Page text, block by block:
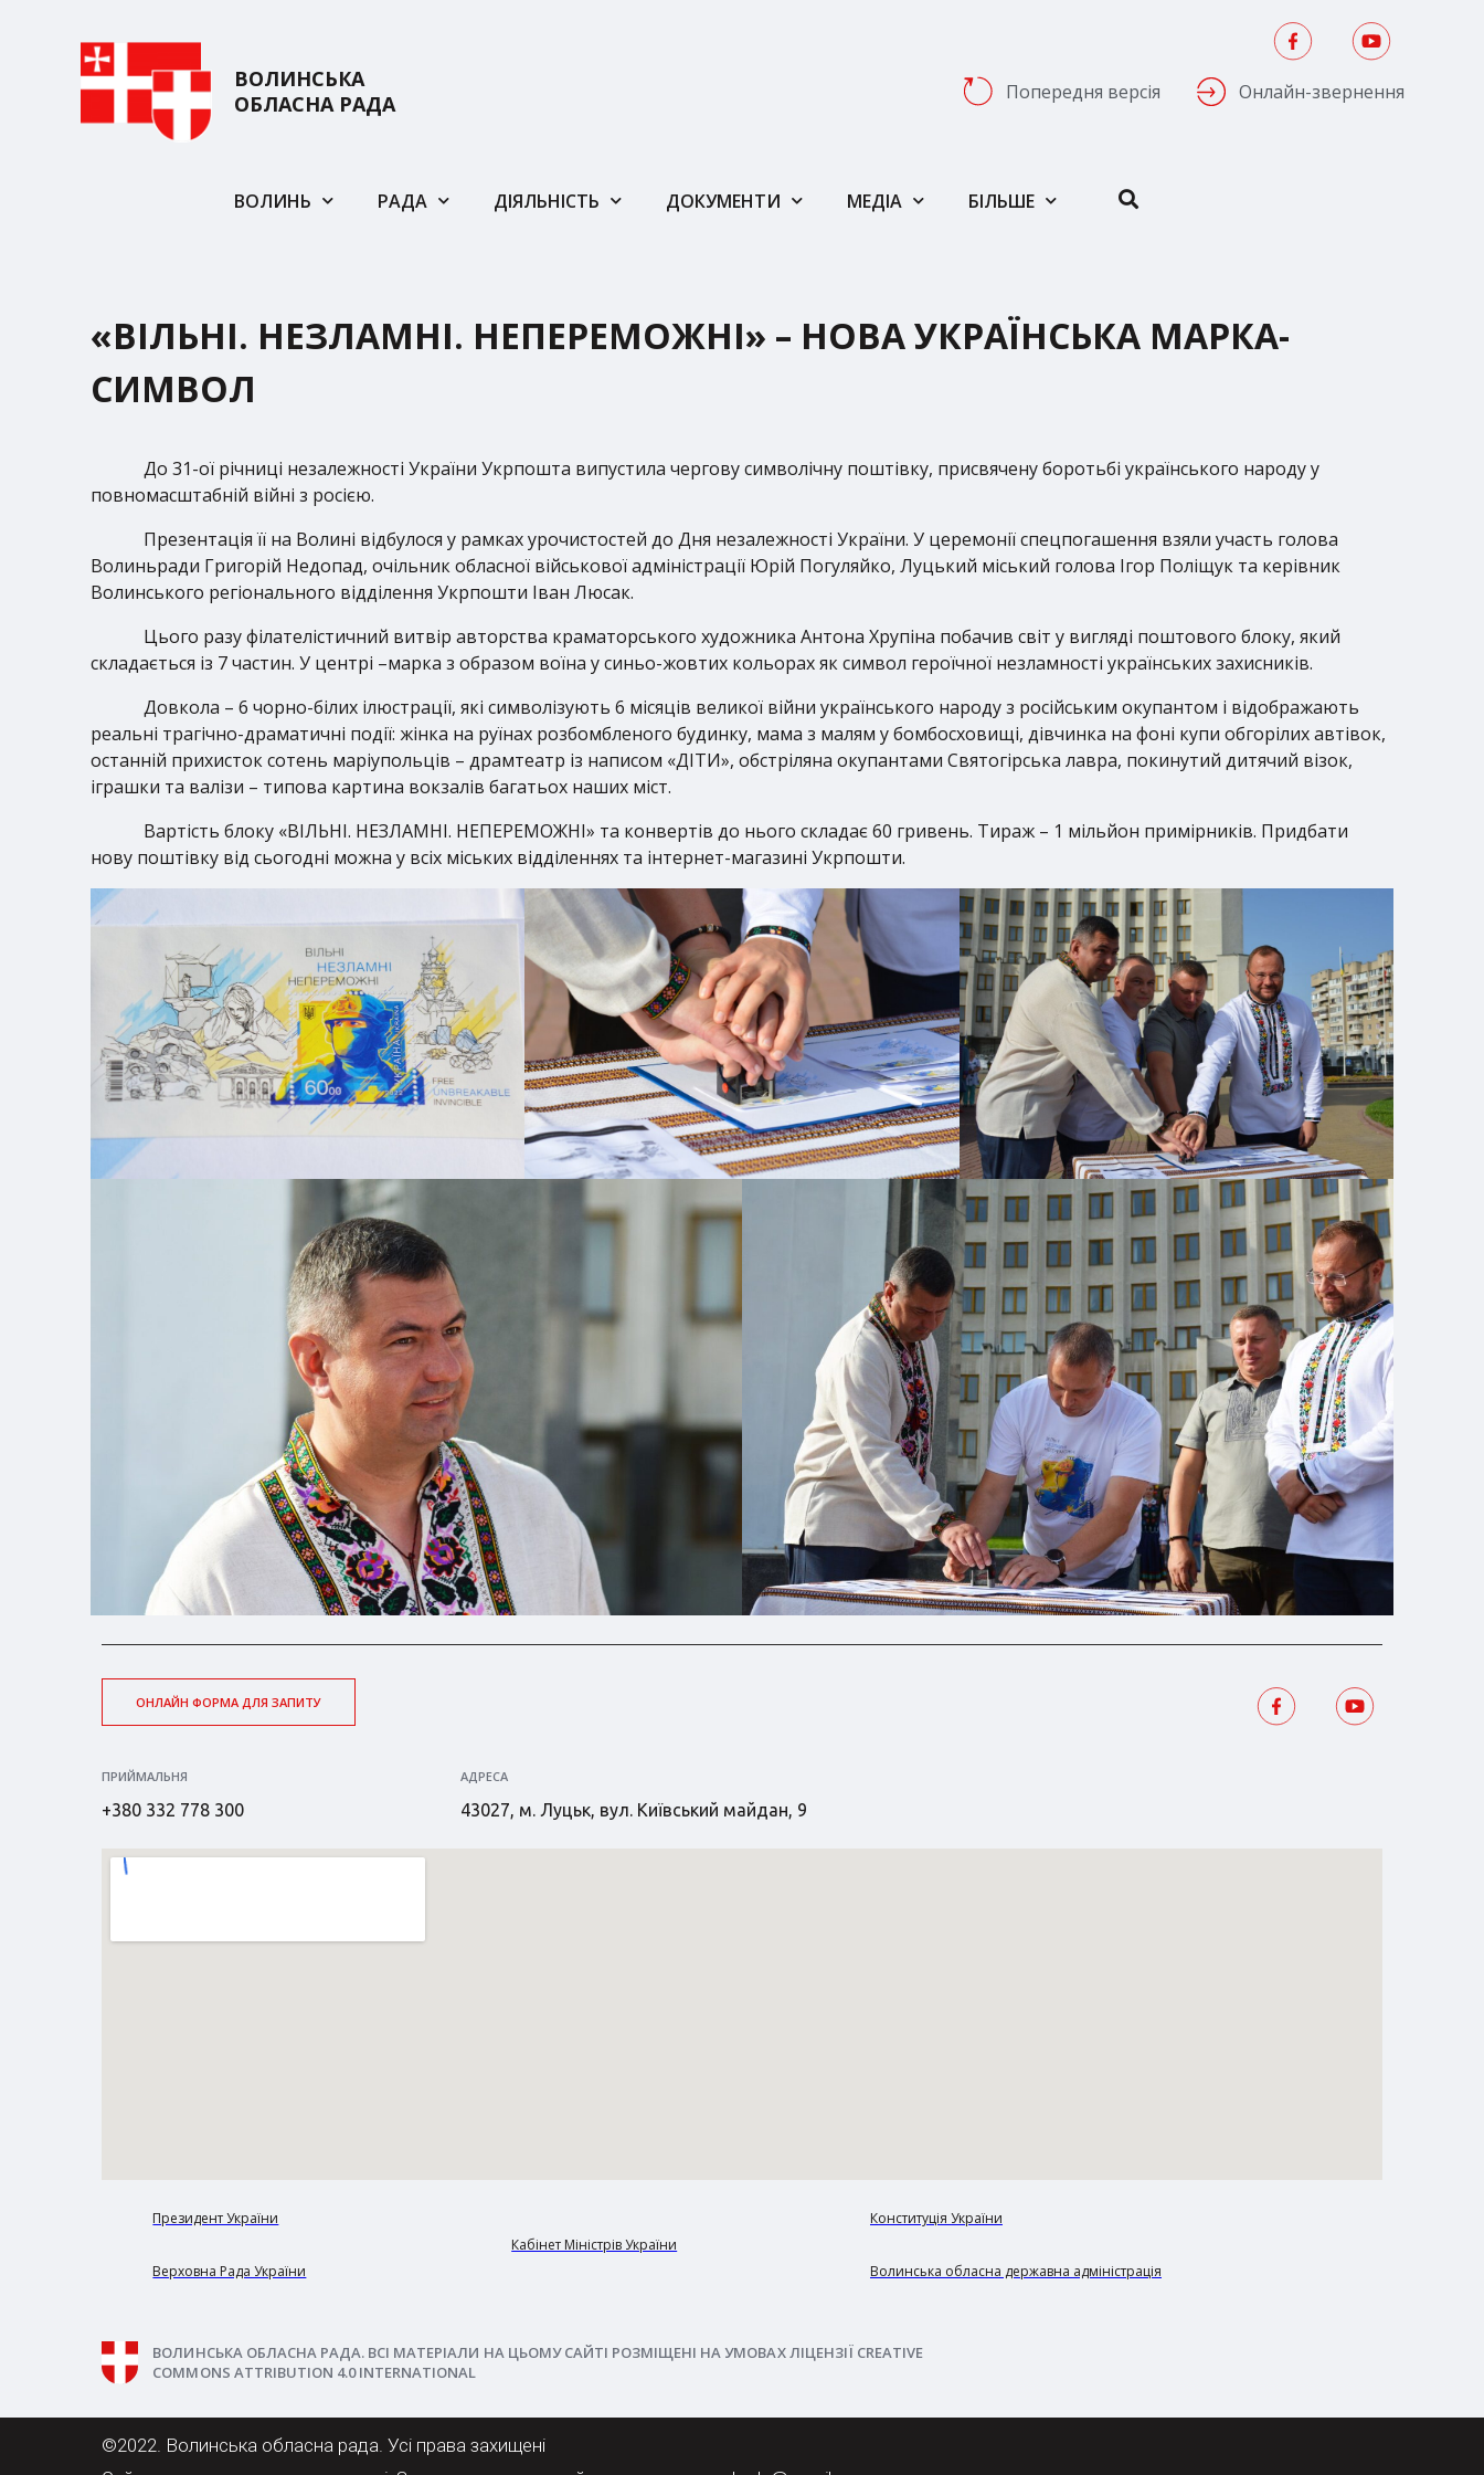
ВОЛИНСЬКА
ОБЛАСНА РАДА
Попередня версія Онлайн-звернення
ВОЛИНЬ РАДА ДІЯЛЬНІСТЬ ДОКУМЕНТИ МЕДІА БІЛЬШЕ
«ВІЛЬНІ. НЕЗЛАМНІ. НЕПЕРЕМОЖНІ» – НОВА УКРАЇНСЬКА МАРКА-
СИМВОЛ
До 31-ої річниці незалежності України Укрпошта випустила чергову символічну поштівку, присвячену боротьбі українського народу у
повномасштабній війні з росією.
Презентація її на Волині відбулося у рамках урочистостей до Дня незалежності України. У церемонії спецпогашення взяли участь голова
Волиньради Григорій Недопад, очільник обласної військової адміністрації Юрій Погуляйко, Луцький міський голова Ігор Поліщук та керівник
Волинського регіонального відділення Укрпошти Іван Люсак.
Цього разу філателістичний витвір авторства краматорського художника Антона Хрупіна побачив світ у вигляді поштового блоку, який
складається із 7 частин. У центрі –марка з образом воїна у синьо-жовтих кольорах як символ героїчної незламності українських захисників.
Довкола – 6 чорно-білих ілюстрації, які символізують 6 місяців великої війни українського народу з російським окупантом і відображають
реальні трагічно-драматичні події: жінка на руїнах розбомбленого будинку, мама з малям у бомбосховищі, дівчинка на фоні купи обгорілих автівок,
останній прихисток сотень маріупольців – драмтеатр із написом «ДІТИ», обстріляна окупантами Святогірська лавра, покинутий дитячий візок,
іграшки та валізи – типова картина вокзалів багатьох наших міст.
Вартість блоку «ВІЛЬНІ. НЕЗЛАМНІ. НЕПЕРЕМОЖНІ» та конвертів до нього складає 60 гривень. Тираж – 1 мільйон примірників. Придбати
нову поштівку від сьогодні можна у всіх міських відділеннях та інтернет-магазині Укрпошти.
ОНЛАЙН ФОРМА ДЛЯ ЗАПИТУ
ПРИЙМАЛЬНЯ
+380 332 778 300
АДРЕСА
43027, м. Луцьк, вул. Київський майдан, 9
Президент України
Верховна Рада України
Кабінет Міністрів України
Конституція України
Волинська обласна державна адміністрація
ВОЛИНСЬКА ОБЛАСНА РАДА. ВСІ МАТЕРІАЛИ НА ЦЬОМУ САЙТІ РОЗМІЩЕНІ НА УМОВАХ ЛІЦЕНЗІЇ CREATIVE
COMMONS ATTRIBUTION 4.0 INTERNATIONAL
©2022. Волинська обласна рада. Усі права захищені